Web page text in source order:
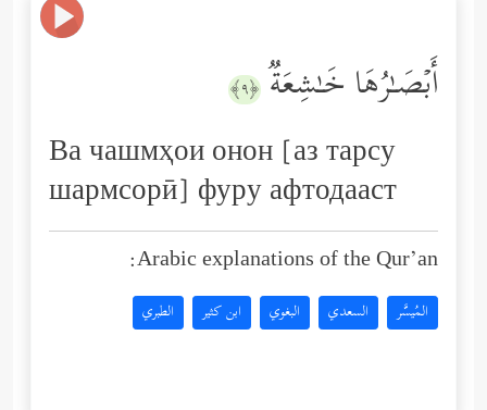
أَبۡصَـٰرُهَا خَـٰشِعَةࣱ ﴿٩﴾
Ва чашмҳои онон [аз тарсу
шармсорӣ] фуру афтодааст
Arabic explanations of the Qur’an:
المُيسَّر السعدي البغوي ابن كثير الطبري